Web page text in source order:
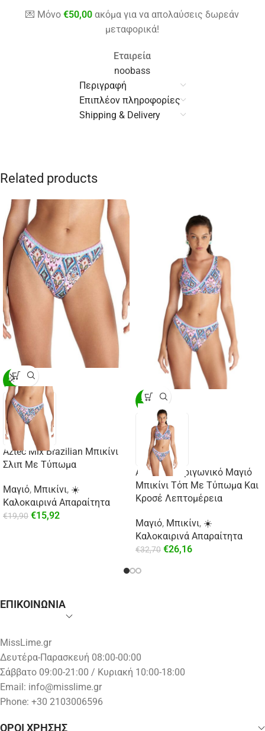
💌 Μόνο€50,00 ακόμα για να απολαύσεις δωρεάν
μεταφορικά!
Εταιρεία
noobass
Περιγραφή
Επιπλέον πληροφορίες
Shipping & Delivery
Related products
-20%
Aztec Mix Brazilian Μπικίνι
Σλιπ Με Τύπωμα
Μαγιό, Μπικίνι, ☀️
Καλοκαιρινά Απαραίτητα
€19,90 €15,92
-20%
Aztec Mix Τριγωνικό Μαγιό
Μπικίνι Τόπ Με Τύπωμα Και
Κροσέ Λεπτομέρεια
Μαγιό, Μπικίνι, ☀️
Καλοκαιρινά Απαραίτητα
€32,70 €26,16
ΕΠΙΚΟΙΝΩΝΙΑ
MissLime.gr
Δευτέρα-Παρασκευή 08:00-00:00
Σάββατο 09:00-21:00 / Κυριακή 10:00-18:00
Email: info@misslime.gr
Phone: +30 2103006596
ΟΡΟΙ ΧΡΗΣΗΣ